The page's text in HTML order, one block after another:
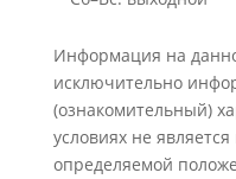
Информация на
исключительно
(ознакомительный)
условиях не
определяемой